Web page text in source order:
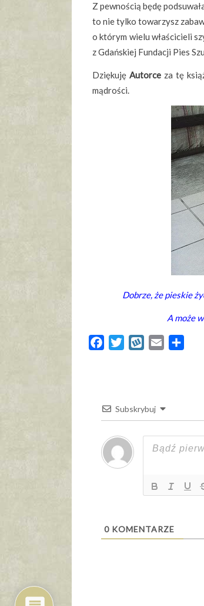
Z pewnością będę
to nie tylko towarzysz
o którym wielu właścicieli
z Gdańskiej Fundacji Pies
Dziękuję Autorceza tę
mądrości.
Dobrze, że pieskie
A może
FacebookTwitterWykopEmail
Subskrybuj
0 KOMENTARZE